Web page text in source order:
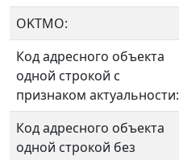
OKTMO:
Код адресного объекта
одной строкой с
признаком актуальности:
Код адресного объекта
одной строкой без